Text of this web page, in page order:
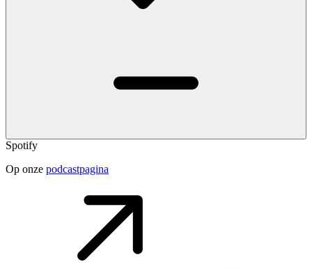
Spotify
Op onze podcastpagina